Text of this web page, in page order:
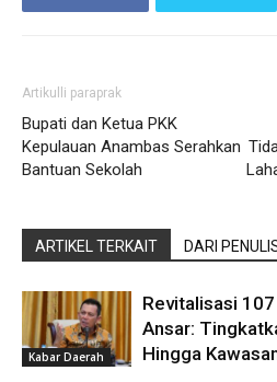
Artikulli paraprak
Bupati dan Ketua PKK
Kepulauan Anambas Serahkan
Bantuan Sekolah
ARTIKEL TERKAIT DARI
Kabar Daerah
Revitalisasi
Ansar:
Hingga